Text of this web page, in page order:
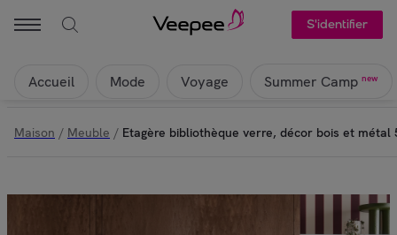
S'identifier
Accueil Mode Voyage Summer Camp new
Maison / Meuble / Etagère bibliothèque verre, décor bois et métal